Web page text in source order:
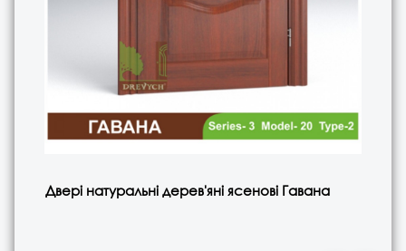
Двері натуральні дерев'яні ясенові Гавана